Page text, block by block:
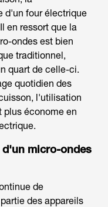
d'un four électrique
en ressort que la
ondes est bien
traditionnel,
quart de celle-ci.
quotidien des
l'utilisation
plus économe en
micro-ondes
de
des appareils